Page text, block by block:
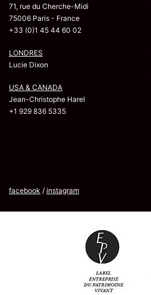
71, rue du Cherche-Midi
75006 Paris - France
+33 (0)1 45 44 60 02
LONDRES
Lucie Dixon
USA & CANADA
Jean-Christophe Harel
+1 929 836 5335
facebook / instagram